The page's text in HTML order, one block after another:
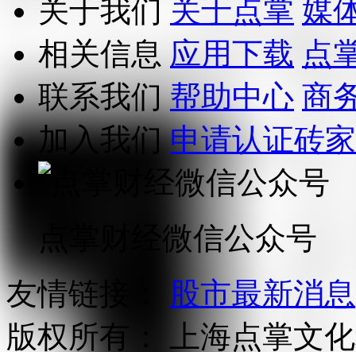
关于我们 关于点掌 媒
相关信息 应用下载 点
联系我们 帮助中心 商
加入我们 申请认证砖家
点掌财经微信公众号
友情链接：
股市最新消息
版权所有：
上海点掌文